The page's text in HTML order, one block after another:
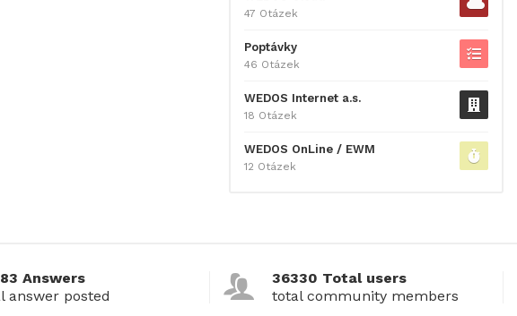
47 Otázek
Poptávky
46 Otázek
WEDOS Internet a.s.
18 Otázek
WEDOS OnLine / EWM
12 Otázek
Answers
answer posted
36330 Total users
total community members